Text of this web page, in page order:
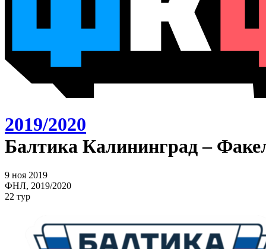
2019/2020
Балтика Калининград –
9 ноя 2019
ФНЛ, 2019/2020
22 тур